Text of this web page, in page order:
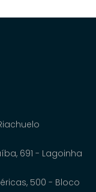
691 - Lagoinha
500 - Bloco